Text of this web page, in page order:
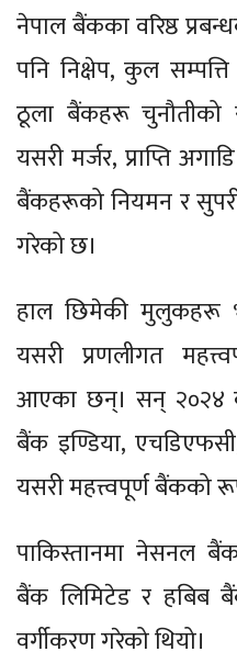
नेपाल बैंकका वरिष्ठ
पनि निक्षेप, कुल
ठूला बैंकहरू
यसरी मर्जर, प्राप्ति
बैंकहरूको नियमन र
गरेको छ।
हाल छिमेकी मुलुकहरू
यसरी प्रणलीगत
आएका छन्। सन् २०२४
बैंक इण्डिया,
यसरी महत्त्वपूर्ण बैंकको
पाकिस्तानमा नेसनल
बैंक लिमिटेड र हबिब
वर्गीकरण गरेको थियो।